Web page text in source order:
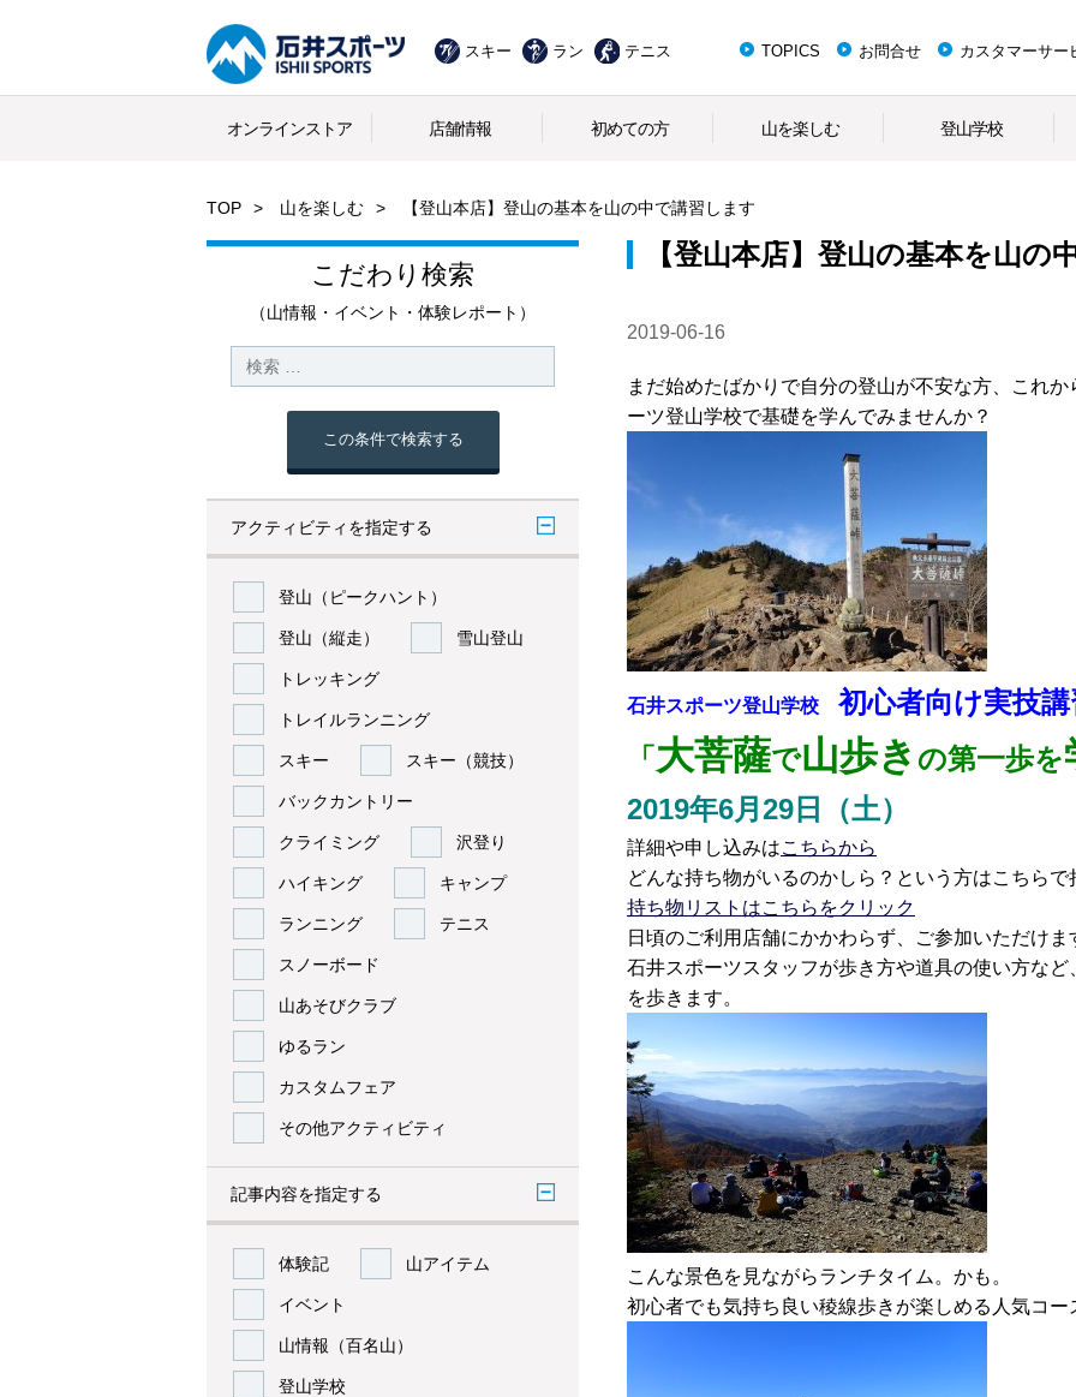
スキー ラン テニス TOPICS お問合せ カスタマーサー
オンラインストア 店舗情報 初めての方 山を楽しむ 登山学校
TOP 山を楽しむ 【登山本店】登山の基本を山の中で講習します
こだわり検索
（山情報・イベント・体験レポート）
この条件で検索する
アクティビティを指定する
登山（ピークハント）
登山（縦走） 雪山登山
トレッキング
トレイルランニング
スキー スキー（競技）
バックカントリー
クライミング 沢登り
ハイキング キャンプ
ランニング テニス
スノーボード
山あそびクラブ
ゆるラン
カスタムフェア
その他アクティビティ
記事内容を指定する
体験記 山アイテム
イベント
山情報（百名山）
登山学校
【登山本店】登山の基本を山の
2019-06-16
まだ始めたばかりで自分の登山が不安な方、これ
ーツ登山学校で基礎を学んでみませんか？
石井スポーツ登山学校 初心者向け実技講
「大菩薩で山歩き の第一歩を
2019年6月29日（土）
詳細や申し込みはこちらから
どんな持ち物がいるのかしら？という方はこちら
持ち物リストはこちらをクリック
日頃のご利用店舗にかかわらず、ご参加いただけま
石井スポーツスタッフが歩き方や道具の使い方な
を歩きます。
こんな景色を見ながらランチタイム。かも。
初心者でも気持ち良い稜線歩きが楽しめる人気コー